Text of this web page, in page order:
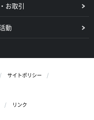
お取引
動
サイトポリシー
リンク